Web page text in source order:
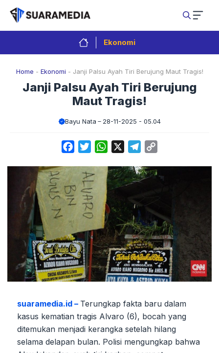
Langsung
isi
Ekonomi
Home - Ekonomi - Janji Palsu Ayah Tiri Berujung Maut Tragis!
Janji Palsu Ayah Tiri Berujung
Maut Tragis!
Bayu Nata 28-11-2025 - 05.04
FacebookTwitterWhatsApp Telegram
suaramedia.id – Terungkap fakta baru dalam
kasus kematian tragis Alvaro (6), bocah yang
ditemukan menjadi kerangka setelah hilang
selama delapan bulan. Polisi mengungkap bahwa